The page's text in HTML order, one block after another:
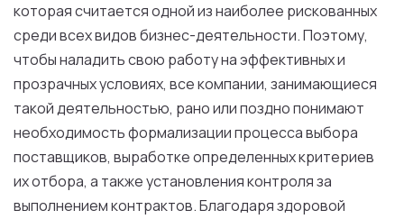
которая считается одной из наиболее рискованных
среди всех видов бизнес-деятельности. Поэтому,
чтобы наладить свою работу на эффективных и
прозрачных условиях, все компании, занимающиеся
такой деятельностью, рано или поздно понимают
необходимость формализации процесса выбора
поставщиков, выработке определенных критериев
их отбора, а также установления контроля за
выполнением контрактов. Благодаря здоровой